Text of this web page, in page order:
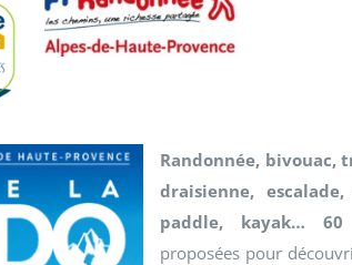
Randonnée, bivouac,
draisienne,
paddle, kayak… 60
proposées pour